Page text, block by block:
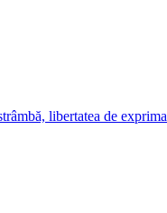
libertatea de